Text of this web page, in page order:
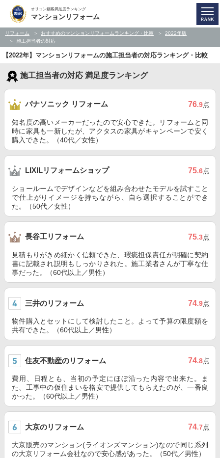
オリコン顧客満足度ランキング
マンションリフォーム
リフォーム おすすめのマンションリフォームランキング・比較
2022年版
施工担当者の対応
【2022年】マンションリフォームの施工担当者の対応ランキング・比較
施工担当者の対応 満足度ランキング
パナソニック リフォーム 76.9点
知名度の高いメーカーだったので安心できた。リフォームと同
時に家具も一新したが、アクタスの家具がキャンペーンで安く
購入できた。（40代／女性）
LIXILリフォームショップ 75.6点
ショールームでデザインなどを組み合わせたモデルを試すこと
で仕上がりイメージを持ちながら、自ら選択することができ
た。（50代／女性）
長谷工リフォーム 75.3点
見積もりがきめ細かく信頼できた、瑕疵担保責任が明確に契約
書に記載され説明もしっかりされた。施工業者さんが丁寧な仕
事だった。（60代以上／男性）
三井のリフォーム 74.9点
物件購入とセットにして検討したこと。よって予算の限度額を
共有できた。（60代以上／男性）
住友不動産のリフォーム 74.8点
費用、日程とも、当初の予定にほぼ沿った内容で出来た。ま
た、工事中の仮住まいを格安で提供してもらえたのが、一番良
かった。（60代以上／男性）
大京のリフォーム 74.7点
大京販売のマンション(ライオンズマンション)なので同じ系列
の大京リフォーム会社なので安心感があった。（50代／男性）